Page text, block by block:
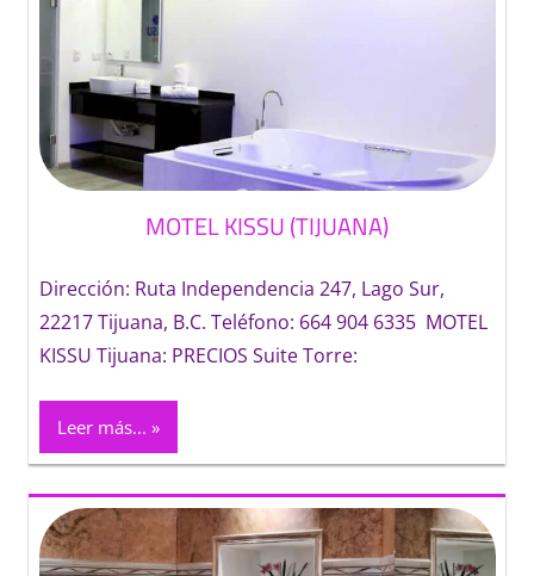
MOTEL KISSU (TIJUANA)
Dirección: Ruta Independencia 247, Lago Sur,
22217 Tijuana, B.C. Teléfono: 664 904 6335 MOTEL
KISSU Tijuana: PRECIOS Suite Torre:
Leer más...